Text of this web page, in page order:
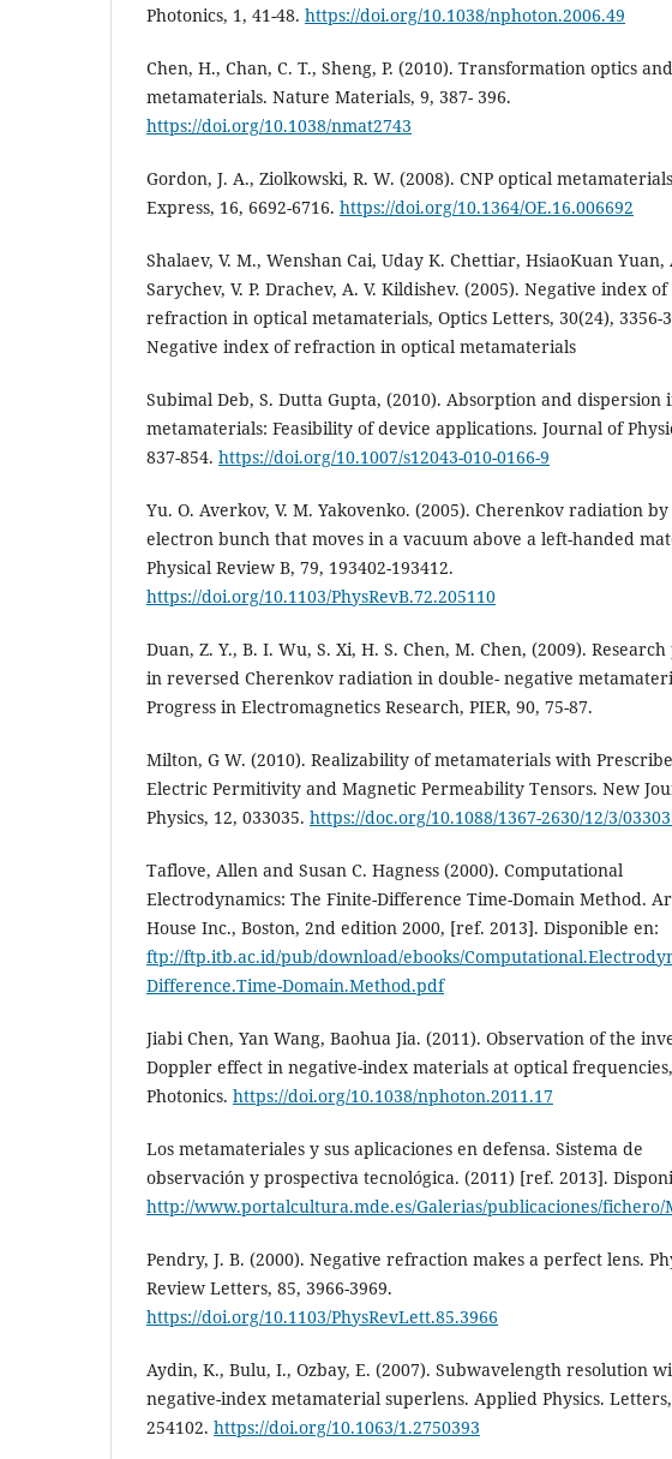
Photonics, 1, 41-48. https://doi.org/10.1038/nphoton.2006.49
Chen, H., Chan, C. T., Sheng, P. (2010). Transformation optics and
metamaterials. Nature Materials, 9, 387- 396.
https://doi.org/10.1038/nmat2743
Gordon, J. A., Ziolkowski, R. W. (2008). CNP optical
Express, 16, 6692-6716. https://doi.org/10.1364/OE.16.006692
Shalaev, V. M., Wenshan Cai, Uday K. Chettiar, HsiaoKuan Yuan,
Sarychev, V. P. Drachev, A. V. Kildishev. (2005). Negative index of
refraction in optical metamaterials, Optics Letters, 30(24), 3356-
Negative index of refraction in optical metamaterials
Subimal Deb, S. Dutta Gupta, (2010). Absorption and dispersion
metamaterials: Feasibility of device applications. Journal of
837-854. https://doi.org/10.1007/s12043-010-0166-9
Yu. O. Averkov, V. M. Yakovenko. (2005). Cherenkov radiation
electron bunch that moves in a vacuum above a left-handed
Physical Review B, 79, 193402-193412.
https://doi.org/10.1103/PhysRevB.72.205110
Duan, Z. Y., B. I. Wu, S. Xi, H. S. Chen, M. Chen, (2009).
in reversed Cherenkov radiation in double- negative
Progress in Electromagnetics Research, PIER, 90, 75-87.
Milton, G W. (2010). Realizability of metamaterials with
Electric Permitivity and Magnetic Permeability Tensors. New
Physics, 12, 033035. https://doc.org/10.1088/1367-2630/12/3/
Taflove, Allen and Susan C. Hagness (2000). Computational
Electrodynamics: The Finite-Difference Time-Domain Method.
House Inc., Boston, 2nd edition 2000, [ref. 2013]. Disponible en:
ftp://ftp.itb.ac.id/pub/download/ebooks/
Difference.Time-Domain.Method.pdf
Jiabi Chen, Yan Wang, Baohua Jia. (2011). Observation of the
Doppler effect in negative-index materials at optical
Photonics. https://doi.org/10.1038/nphoton.2011.17
Los metamateriales y sus aplicaciones en defensa. Sistema de
observación y prospectiva tecnológica. (2011) [ref. 2013].
http://www.portalcultura.mde.es/Galerias/publicaciones/fichero/
Pendry, J. B. (2000). Negative refraction makes a perfect lens.
Review Letters, 85, 3966-3969.
https://doi.org/10.1103/PhysRevLett.85.3966
Aydin, K., Bulu, I., Ozbay, E. (2007). Subwavelength resolution
negative-index metamaterial superlens. Applied Physics.
254102. https://doi.org/10.1063/1.2750393